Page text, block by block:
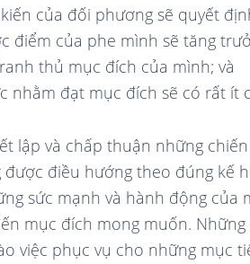
của đối phương sẽ quyết
điểm của phe mình sẽ tăng
thủ mục đích của mình; và
nhằm đạt mục đích sẽ có rất ít
lập và chấp thuận những
được điều hướng theo đúng kế
sức mạnh và hành động
mục đích mong muốn.
việc phục vụ cho những mục